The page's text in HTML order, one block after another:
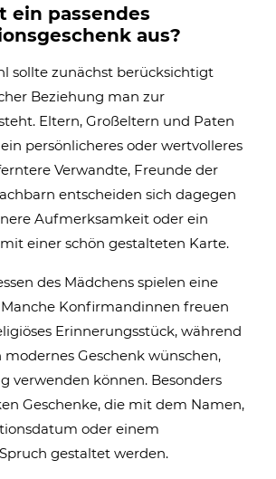
ein passendes
aus?
sollte zunächst berücksichtigt
Beziehung man zur
Eltern, Großeltern und Paten
persönlicheres oder wertvolleres
Verwandte, Freunde der
entscheiden sich dagegen
Aufmerksamkeit oder ein
einer schön gestalteten Karte.
des Mädchens spielen eine
Konfirmandinnen freuen
Erinnerungsstück, während
modernes Geschenk wünschen,
verwenden können. Besonders
Geschenke, die mit dem Namen,
oder einem
gestaltet werden.